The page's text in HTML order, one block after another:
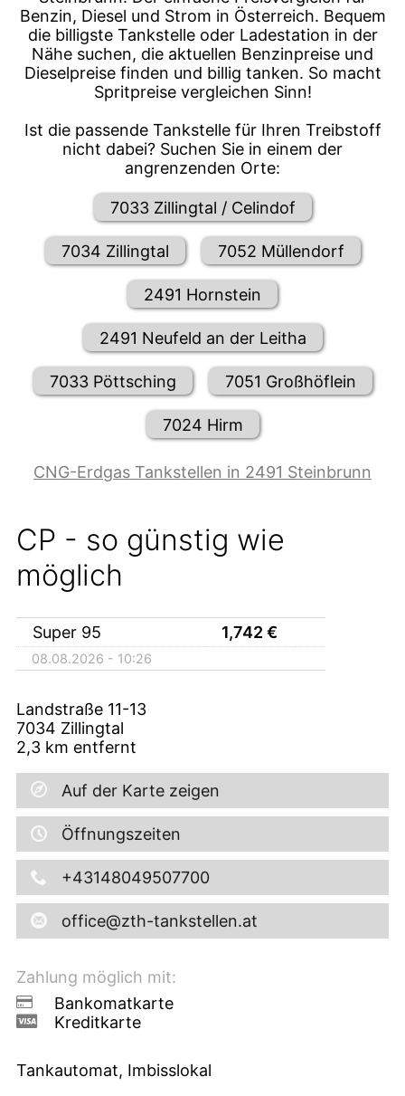
Benzin, Diesel und Strom in Österreich. Bequem
die billigste Tankstelle oder Ladestation in der
Nähe suchen, die aktuellen Benzinpreise und
Dieselpreise finden und billig tanken. So macht
Spritpreise vergleichen Sinn!
Ist die passende Tankstelle für Ihren Treibstoff
nicht dabei? Suchen Sie in einem der
angrenzenden Orte:
7033 Zillingtal / Celindof
7034 Zillingtal 7052 Müllendorf
2491 Hornstein
2491 Neufeld an der Leitha
7033 Pöttsching 7051 Großhöflein
7024 Hirm
CNG-Erdgas Tankstellen in 2491 Steinbrunn
CP - so günstig wie
möglich
Super 95 1,742€
08.08.2026 - 10:26
Landstraße 11-13
7034 Zillingtal
2,3 km entfernt
Auf der Karte zeigen
Öffnungszeiten
+43148049507700
office@zth-tankstellen.at
Zahlung möglich mit:
Bankomatkarte
Kreditkarte
Tankautomat, Imbisslokal